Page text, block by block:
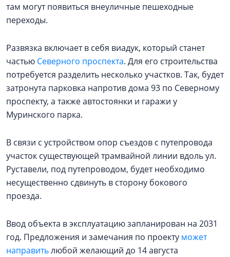
там могут появиться внеуличные пешеходные
переходы.
Развязка включает в себя виадук, который станет
частью Северного проспекта. Для его строительства
потребуется разделить несколько участков. Так, будет
затронута парковка напротив дома 93 по Северному
проспекту, а также автостоянки и гаражи у
Муринского парка.
В связи с устройством опор съездов с путепровода
участок существующей трамвайной линии вдоль ул.
Руставели, под путепроводом, будет необходимо
несущественно сдвинуть в сторону бокового
проезда.
Ввод объекта в эксплуатацию запланирован на 2031
год. Предложения и замечания по проекту может
направитьлюбой желающий до 14 августа